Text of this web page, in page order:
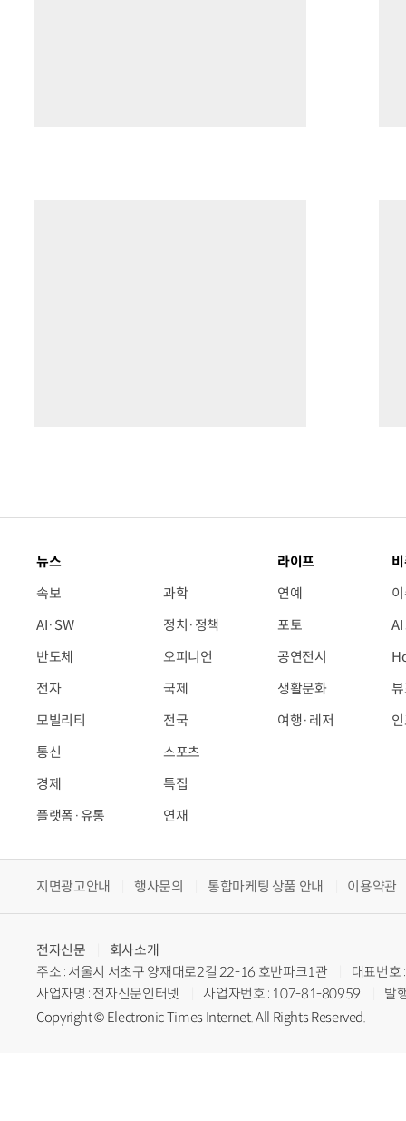
뉴스
속보
AI·SW
반도체
전자
모빌리티
통신
경제
플랫폼·유통
과학
정치·정책
오피니언
국제
전국
스포츠
특집
연재
라이프
연예
포토
공연전시
생활문화
여행·레저
지면광고안내 행사문의 통합마케팅 상품 안내 이용약관
전자신문
회사소개
주소 : 서울시 서초구 양재대로2길 22-16 호반파크1관
대표번
사업자명 : 전자신문인터넷
사업자번호 : 107-81-80959
발
Copyright © Electronic Times Internet. All Rights Reserved.